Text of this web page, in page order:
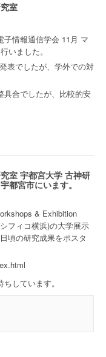
室
子情報通信学会 11月 マ
いました。
表でしたが、学外での対
具合でしたが、比較的安
室 宇都宮大学 古神研
都宮市にいます。
& Exhibition
フィコ横浜)の大学展示
頃の研究成果をポスタ
しています。